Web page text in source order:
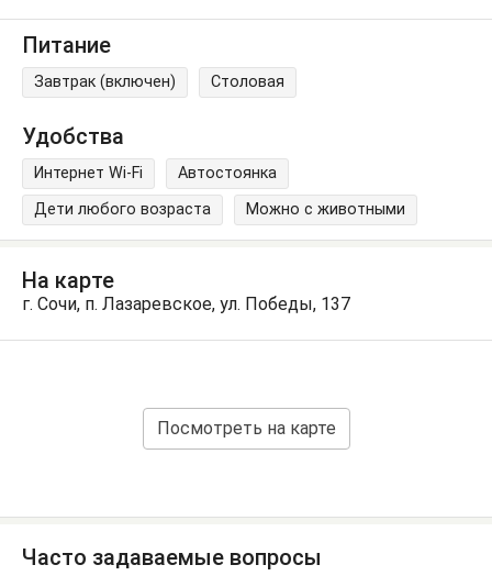
Питание
Завтрак (включен) Столовая
Удобства
Интернет Wi-Fi
Автостоянка
Дети любого возраста
Можно с животными
На карте
г. Сочи, п. Лазаревское, ул. Победы, 137
Посмотреть на карте
Часто задаваемые вопросы